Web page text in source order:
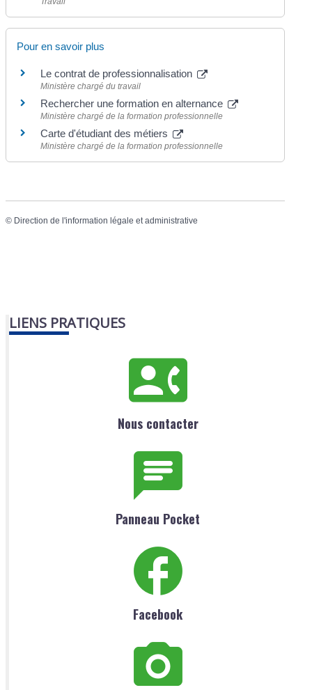
Pour en savoir plus
Le contrat de professionnalisation
Ministère chargé du travail
Rechercher une formation en alternance
Ministère chargé de la formation professionnelle
Carte d'étudiant des métiers
Ministère chargé de la formation professionnelle
© Direction de l'information légale et administrative
LIENS PRATIQUES
Nous contacter
Panneau Pocket
Facebook